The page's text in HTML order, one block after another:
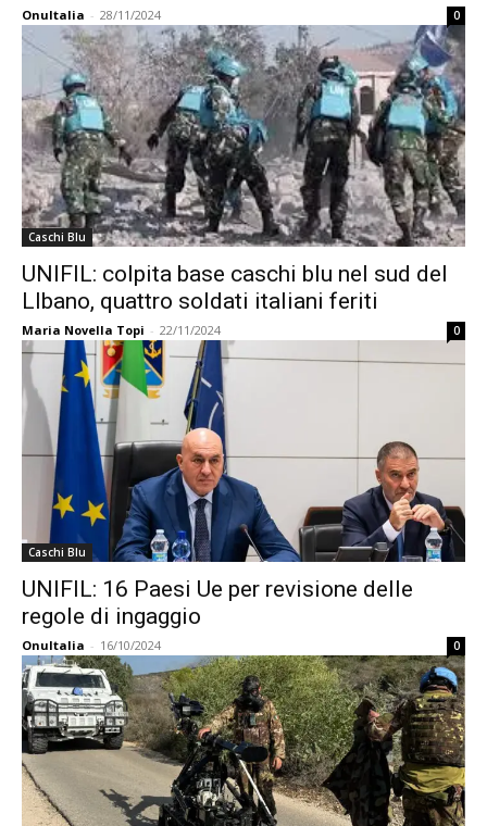
OnuItalia - 28/11/2024 0
Caschi Blu
UNIFIL: colpita base caschi blu nel sud del
LIbano, quattro soldati italiani feriti
Maria Novella Topi - 22/11/2024 0
Caschi Blu
UNIFIL: 16 Paesi Ue per revisione delle
regole di ingaggio
OnuItalia - 16/10/2024 0